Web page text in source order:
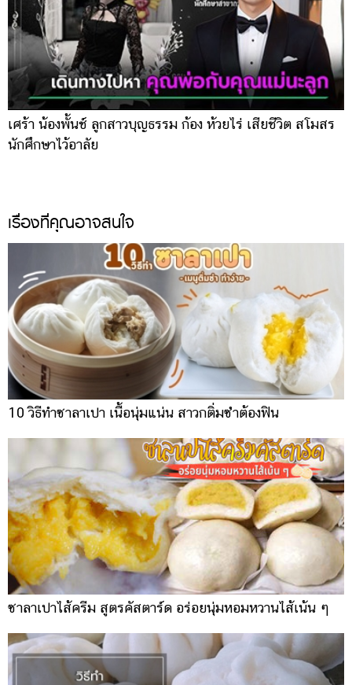
เศร้า น้องพั้นช์ ลูกสาวบุญธรรม ก้อง ห้วยไร่ เสียชีวิต สโมสร
นักศึกษาไว้อาลัย
เรื่องที่คุณอาจสนใจ
10 วิธีทำซาลาเปา เนื้อนุ่มแน่น สาวกติ่มซำต้องฟิน
ซาลาเปาไส้ครีม สูตรคัสตาร์ด อร่อยนุ่มหอมหวานไส้เน้น ๆ